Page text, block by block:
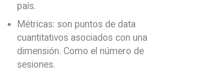
país.
Métricas: son puntos de data
cuantitativos asociados con una
dimensión. Como el número de
sesiones.